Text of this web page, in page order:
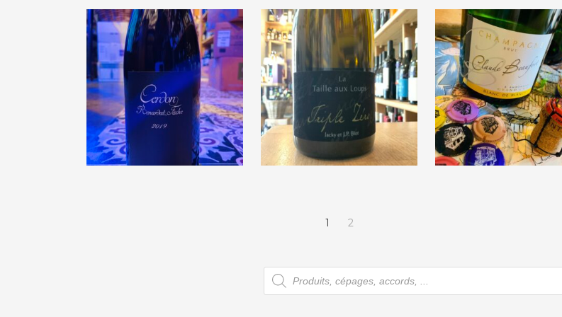
€18,00 €60,00 €46,00
Renardat Fache
« Cerdon » 2019
Domaine de la Taille
aux Loups « Triple
Zéro »
Claude Beaufort
« Blanc de Blancs
Grand Cru
1 2
Recherche
de
produits